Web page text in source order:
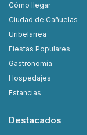
Cómo llegar
Ciudad de Cañuelas
Uribelarrea
Fiestas Populares
Gastronomía
Hospedajes
Estancias
Destacados